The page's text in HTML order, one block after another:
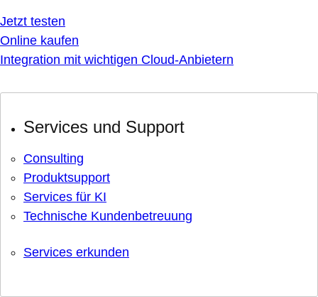
Jetzt testen
Online kaufen
Integration mit wichtigen Cloud-Anbietern
Services und Support
Consulting
Produktsupport
Services für KI
Technische Kundenbetreuung
Services erkunden